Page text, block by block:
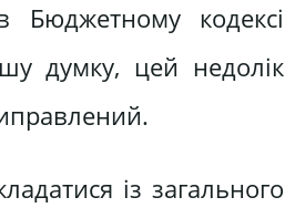
Бюджетному кодексі
думку, цей недолік
із загального